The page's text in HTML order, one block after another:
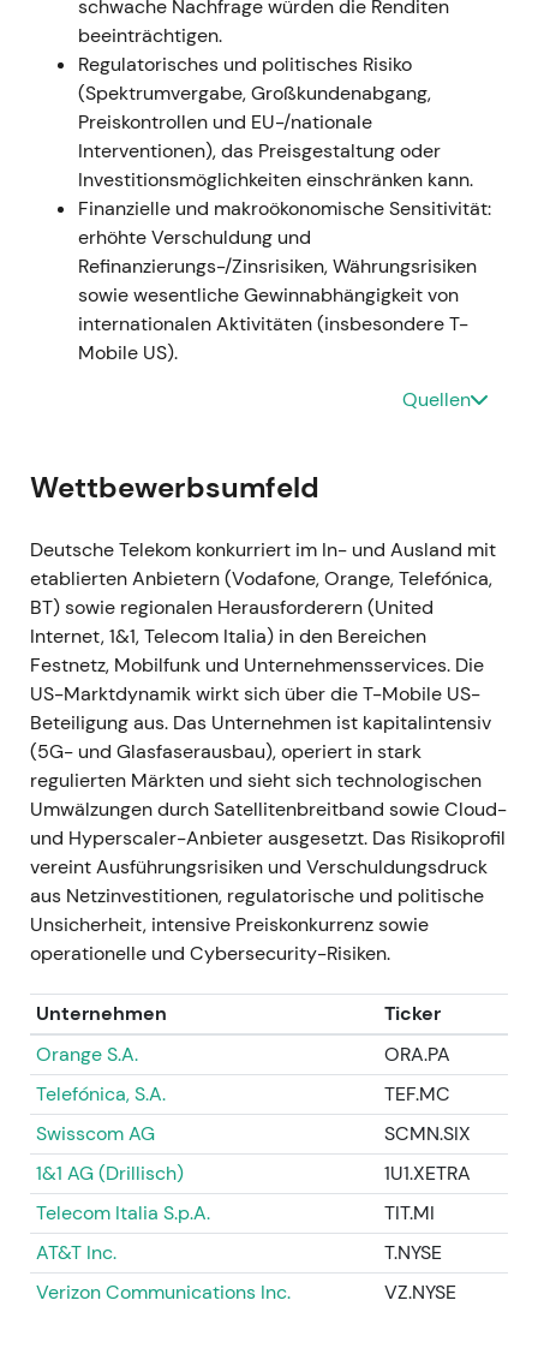
(Makroschock), anschließend Stabilisierung, als die
Pläne zur Vermögensverwertung klarer wurden
### 2022 Mrz 31 – Apr 12 -Ereignis:Verkauf von
T‑Mobile Netherlands wurde am 31. März 2022
abgeschlossen (DT-Anteil am Erlös: rund 3,6 Mrd.
EUR); DT nutzte die Mittel und übte am 12. April
2022 Optionen aus, um rund 21,2 Mio. TMUS-Aktien
von SoftBank zu erwerben (rund 2,4 Mrd. USD) und
damit die TMUS-Beteiligung auf rund 48,4 % zu
erhöhen[3],[4]. -Narrativ:Kapitalrecycling —
sichtbar und glaubwürdig: Die Erlöse aus dem
Niederlande-Verkauf flossen direkt in den Ausbau
der Beteiligung am schneller wachsenden US-
Geschäft; Investoren begannen, DT zunehmend als
betrachten. -
Technisch:
Erholung nach dem Deal /
erneuter Schwung, da der Markt einen klareren Weg
### 2022 Jul 13 -Ereignis:Vereinbarung zum
Verkauf von 51 % an GD Towers (deutsches und
österreichisches Turmportfolio) an DigitalBridge
und Brookfield (Unternehmenswert rund 17,5 Mrd.
EUR; geschätzter Mittelzufluss rund 10,9 Mrd. EUR)
bei gleichzeitiger langfristiger Standortnutzung
durch DT [4]. -Narrativ:Großangelegte
Wertrealisierung und Bilanztransformation —
Monetarisierung der Infrastruktur bei Beibehaltung
des Netzbetriebs; Investoren werteten dies als
bedeutenden Liquiditäts- und
Kapitalallokationserfolg. -Technisch: Ausbruch /
Kurstreiber (erhebliche positive Neubewertung auf
Basis der Wertrealisierungsthese)[4].
### 2023 Feb 1 – Apr 5 -
Abschluss der
GD-Towers-Transaktion am 1. Februar 2023; im
Zuge von Kapitalmaßnahmen und Aktienrückkäufen
überschritt DTs effektiver Anteil an T‑Mobile US die
50-Prozent-Schwelle — am 5. April 2023 wurde
eine Beteiligung von rund 50,2 % ausgewiesen,
womit die Mehrheitskontrolle und eine vollständige
Konsolidierung gesichert wurden
Narrativ:
strategische Ziel aus dem Jahr 2021 war erreicht —
das Investorennarrativ wechselte von „Hoffnung auf
US-Upside" zu „Mehrheitseigentümer des US-
schwache Nachfrage würden die Renditen
beeinträchtigen.
Regulatorisches und politisches Risiko
(Spektrumvergabe, Großkundenabgang,
Preiskontrollen und EU-/nationale
Interventionen), das Preisgestaltung oder
Investitionsmöglichkeiten einschränken kann.
Finanzielle und makroökonomische Sensitivität:
erhöhte Verschuldung und
Refinanzierungs-/Zinsrisiken, Währungsrisiken
sowie wesentliche Gewinnabhängigkeit von
internationalen Aktivitäten (insbesondere T-
Mobile US).
Quellen
Wettbewerbsumfeld
Deutsche Telekom konkurriert im In- und Ausland mit
etablierten Anbietern (Vodafone, Orange, Telefónica,
BT) sowie regionalen Herausforderern (United
Internet, 1&1, Telecom Italia) in den Bereichen
Festnetz, Mobilfunk und Unternehmensservices. Die
US-Marktdynamik wirkt sich über die T-Mobile US-
Beteiligung aus. Das Unternehmen ist kapitalintensiv
(5G- und Glasfaserausbau), operiert in stark
regulierten Märkten und sieht sich technologischen
Umwälzungen durch Satellitenbreitband sowie Cloud-
und Hyperscaler-Anbieter ausgesetzt. Das Risikoprofil
vereint Ausführungsrisiken und Verschuldungsdruck
aus Netzinvestitionen, regulatorische und politische
Unsicherheit, intensive Preiskonkurrenz sowie
operationelle und Cybersecurity-Risiken.
Unternehmen
Ticker
Orange S.A.
ORA.PA
Telefónica, S.A.
TEF.MC
Swisscom AG
SCMN.SIX
1&1 AG (Drillisch)
1U1.XETRA
Telecom Italia S.p.A.
TIT.MI
AT&T Inc.
T.NYSE
Verizon Communications Inc.
VZ.NYSE